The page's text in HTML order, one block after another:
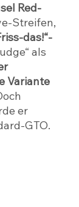
Red-
Streifen,
das!“-
als
Variante
er
GTO.